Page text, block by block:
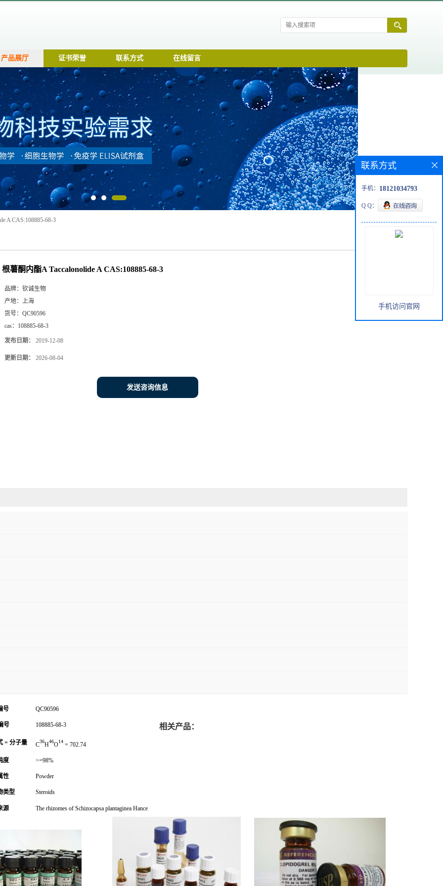
产品展厅 证书荣誉 联系方式 在线留言
A CAS:108885-68-3
根薯酮内酯A Taccalonolide A CAS:108885-68-3
品牌： 钦诚生物
产地： 上海
货号： QC90596
cas： 108885-68-3
发布日期： 2019-12-08
更新日期： 2026-08-04
发送咨询信息
号 QC90596
号 108885-68-3
= 分子量 C36H46O14 = 702.74
度 >=98%
性 Powder
类型 Steroids
源 The rhizomes of Schizocapsa plantaginea Hance
相关产品：
联系方式
手机： 18121034793
Q Q：
手机访问官网